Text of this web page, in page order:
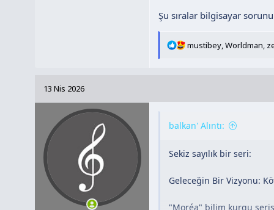
Şu sıralar bilgisayar
T
r
mustibey,Worldman,
13 Nis 2026
balkan' Alıntı:
Sekiz sayılık bir seri:
Geleceğin Bir Vizyonu:
"Moréa" bilim kurgu